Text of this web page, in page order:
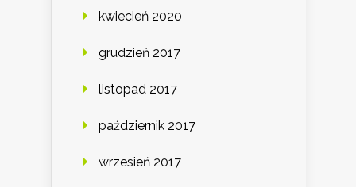
kwiecień 2020
grudzień 2017
listopad 2017
październik 2017
wrzesień 2017